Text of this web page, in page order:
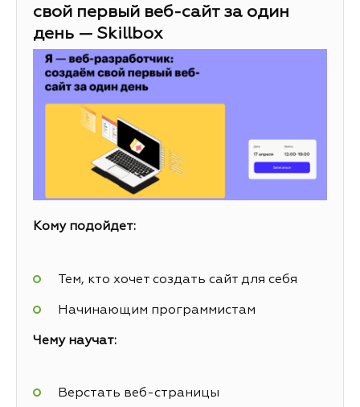
свой первый веб-сайт за один
день — Skillbox
Кому подойдет:
Тем, кто хочет создать сайт для себя
Начинающим программистам
Чему научат:
Верстать веб-страницы